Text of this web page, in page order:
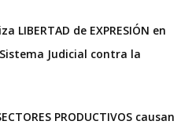
LIBERTAD de EXPRESIÓN en
Judicial contra la
PRODUCTIVOS causan